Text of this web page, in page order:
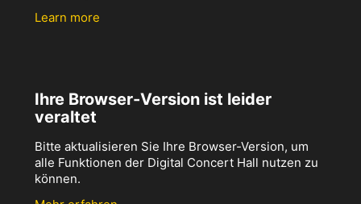
Learn more
Ihre Browser-Version ist leider
veraltet
Bitte aktualisieren Sie Ihre Browser-Version, um
alle Funktionen der Digital Concert Hall nutzen zu
können.